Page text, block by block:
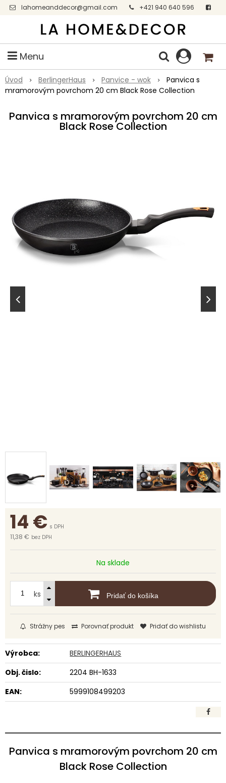
lahomeanddecor@gmail.com
+421 940 640 596
Facebook
Menu
Úvod BerlingerHaus Panvice - wok
Panvica s
mramorovým povrchom 20 cm Black Rose Collection
Panvica s mramorovým povrchom 20 cm
Black Rose Collection
14€ s DPH
11,38 € bez DPH
Na sklade
ks Pridať do košíka
Strážny pes Porovnať produkt Pridať do wishlistu
Výrobca:
BERLINGERHAUS
Obj. čislo:
2204 BH-1633
EAN:
5999108499203
Panvica s mramorovým povrchom 20 cm
Black Rose Collection